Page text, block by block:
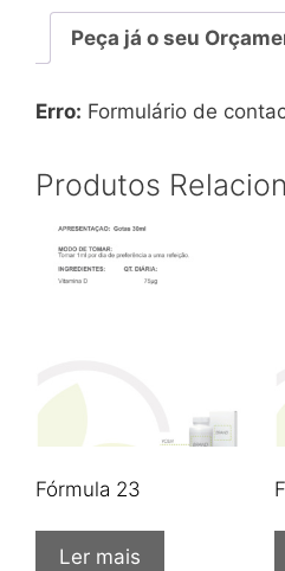
Peça já o seu
Erro: Formulário de
Produtos
Fórmula 23
Ler mais